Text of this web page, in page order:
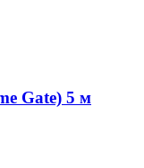
Gate) 5 м